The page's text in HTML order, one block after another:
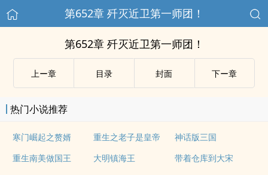
第652章 歼灭近卫第一师团！
第652章 歼灭近卫第一师团！
上ー章 目录 封面 下ー章
热门小说推荐
寒门崛起之赘婿 重生之老子是皇帝
神话版三国
重生南美做国王
大明镇海王 带着仓库到大宋